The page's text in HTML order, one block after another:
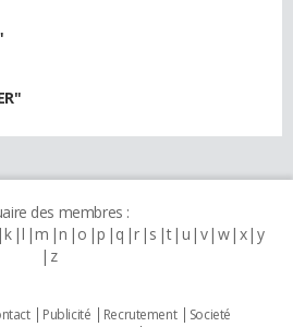
des membres :
k l m n o p q r s t u v w x y
z
Publicité Recrutement
Societé